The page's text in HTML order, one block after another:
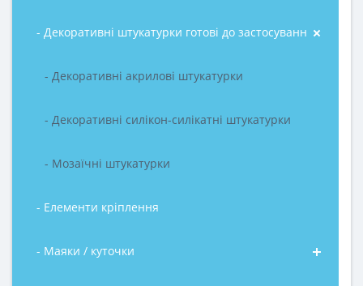
- Декоративні штукатурки готові до застосування
- Декоративні акрилові штукатурки
- Декоративні силікон-силікатні штукатурки
- Мозаїчні штукатурки
- Елементи кріплення
- Маяки / куточки